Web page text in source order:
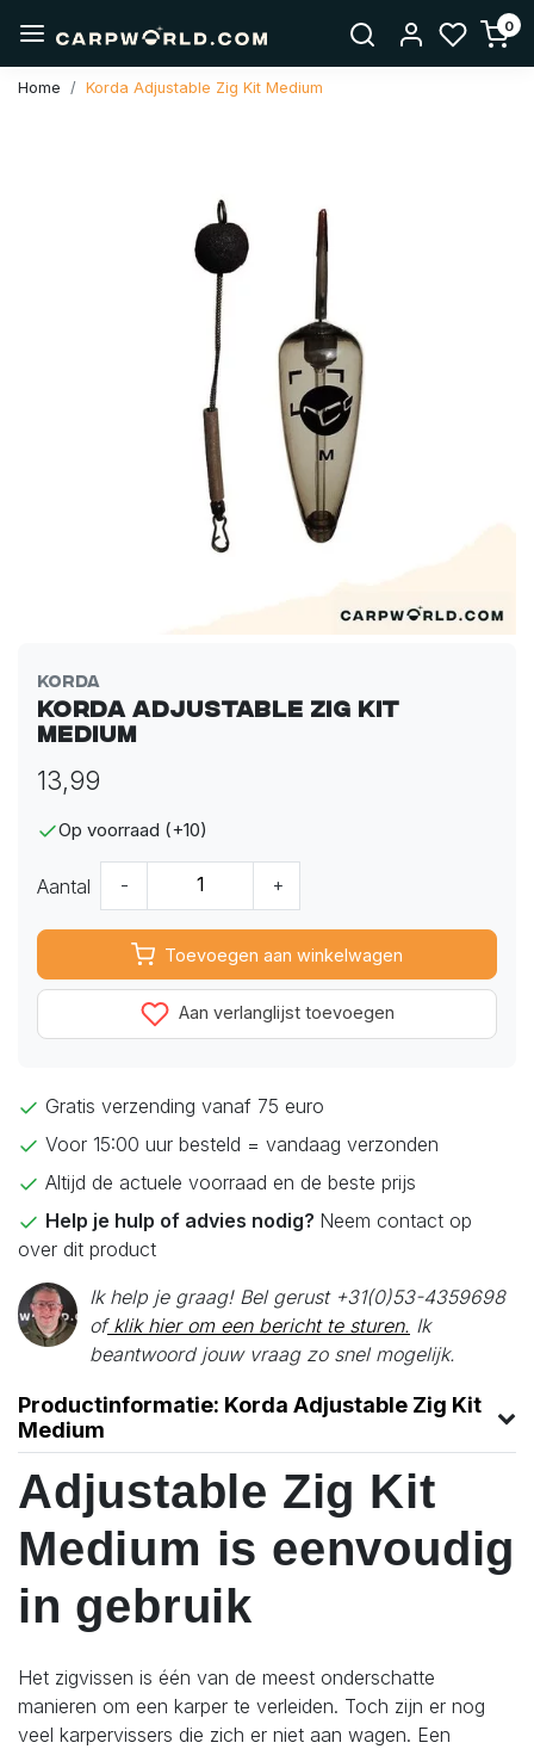
0
Home Korda Adjustable Zig Kit Medium
Korda
Korda Adjustable Zig Kit
Medium
13,99
Op voorraad (+10)
Aantal - +
Toevoegen aan winkelwagen
Aan verlanglijst toevoegen
Gratis verzending vanaf 75 euro
Voor 15:00 uur besteld = vandaag verzonden
Altijd de actuele voorraad en de beste prijs
Help je hulp of advies nodig? Neem contact op
over dit product
Ik help je graag! Bel gerust +31(0)53-4359698
ofklik hier om een bericht te sturen. Ik
beantwoord jouw vraag zo snel mogelijk.
Productinformatie: Korda Adjustable Zig Kit
Medium
Adjustable Zig Kit
Medium is eenvoudig
in gebruik
Het zigvissen is één van de meest onderschatte
manieren om een karper te verleiden. Toch zijn er nog
veel karpervissers die zich er niet aan wagen. Een